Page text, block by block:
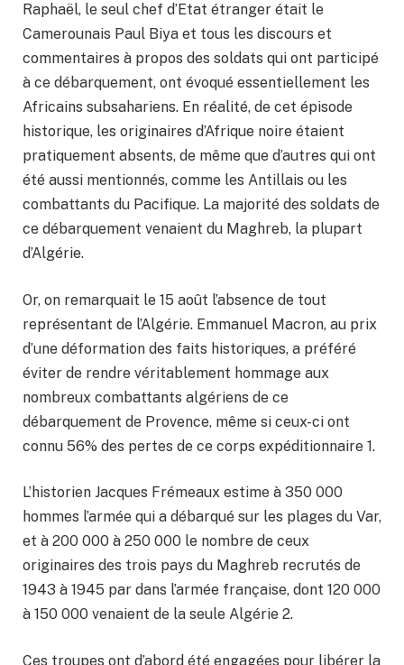
Raphaël, le seul chef d’Etat étranger était le
Camerounais Paul Biya et tous les discours et
commentaires à propos des soldats qui ont participé
à ce débarquement, ont évoqué essentiellement les
Africains subsahariens. En réalité, de cet épisode
historique, les originaires d’Afrique noire étaient
pratiquement absents, de même que d’autres qui ont
été aussi mentionnés, comme les Antillais ou les
combattants du Pacifique. La majorité des soldats de
ce débarquement venaient du Maghreb, la plupart
d’Algérie.
Or, on remarquait le 15 août l’absence de tout
représentant de l’Algérie. Emmanuel Macron, au prix
d’une déformation des faits historiques, a préféré
éviter de rendre véritablement hommage aux
nombreux combattants algériens de ce
débarquement de Provence, même si ceux-ci ont
connu 56% des pertes de ce corps expéditionnaire 1.
L’historien Jacques Frémeaux estime à 350 000
hommes l’armée qui a débarqué sur les plages du Var,
et à 200 000 à 250 000 le nombre de ceux
originaires des trois pays du Maghreb recrutés de
1943 à 1945 par dans l’armée française, dont 120 000
à 150 000 venaient de la seule Algérie 2.
Ces troupes ont d’abord été engagées pour libérer la